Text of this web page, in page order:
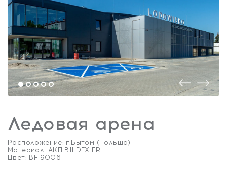
Ледовая арена
Расположение: г.Бытом (Польша)
Материал: АКП BILDEX FR
Цвет: BF 9006